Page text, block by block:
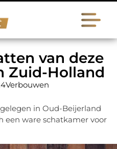
van deze
Zuid-Holland
Verbouwen
in Oud-Beijerland
een ware schatkamer voor